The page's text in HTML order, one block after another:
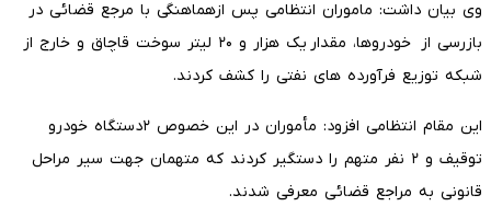
وی بیان داشت: ماموران انتظامی پس ازهماهنگی با مرجع قضائی در
بازرسی از خودروها، مقدار یک هزار و ۲۰ لیتر سوخت قاچاق و خارج از
شبکه توزیع فرآورده های نفتی را کشف کردند.
این مقام انتظامی افزود: مأموران در این خصوص ۲دستگاه خودرو
توقیف و ۲ نفر متهم را دستگیر کردند که متهمان جهت سیر مراحل
قانونی به مراجع قضائی معرفی شدند.